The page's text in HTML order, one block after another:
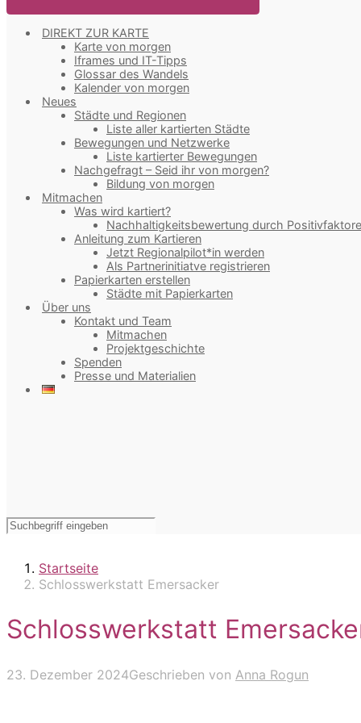
DIREKT ZUR KARTE
Karte von morgen
Iframes und IT-Tipps
Glossar des Wandels
Kalender von morgen
Neues
Städte und Regionen
Liste aller kartierten Städte
Bewegungen und Netzwerke
Liste kartierter Bewegungen
Nachgefragt – Seid ihr von morgen?
Bildung von morgen
Mitmachen
Was wird kartiert?
Nachhaltigkeitsbewertung durch
Anleitung zum Kartieren
Jetzt Regionalpilot*in werden
Als Partnerinitiatve registrieren
Papierkarten erstellen
Städte mit Papierkarten
Über uns
Kontakt und Team
Mitmachen
Projektgeschichte
Spenden
Presse und Materialien
Startseite
Schlosswerkstatt Emersacker
Schlosswerkstatt
23. Dezember 2024Geschrieben von Anna Rogun